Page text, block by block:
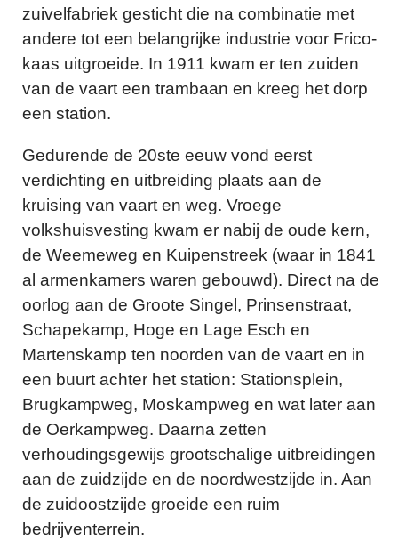
zuivelfabriek gesticht die na combinatie met
andere tot een belangrijke industrie voor Frico-
kaas uitgroeide. In 1911 kwam er ten zuiden
van de vaart een trambaan en kreeg het dorp
een station.
Gedurende de 20ste eeuw vond eerst
verdichting en uitbreiding plaats aan de
kruising van vaart en weg. Vroege
volkshuisvesting kwam er nabij de oude kern,
de Weemeweg en Kuipenstreek (waar in 1841
al armenkamers waren gebouwd). Direct na de
oorlog aan de Groote Singel, Prinsenstraat,
Schapekamp, Hoge en Lage Esch en
Martenskamp ten noorden van de vaart en in
een buurt achter het station: Stationsplein,
Brugkampweg, Moskampweg en wat later aan
de Oerkampweg. Daarna zetten
verhoudingsgewijs grootschalige uitbreidingen
aan de zuidzijde en de noordwestzijde in. Aan
de zuidoostzijde groeide een ruim
bedrijventerrein.